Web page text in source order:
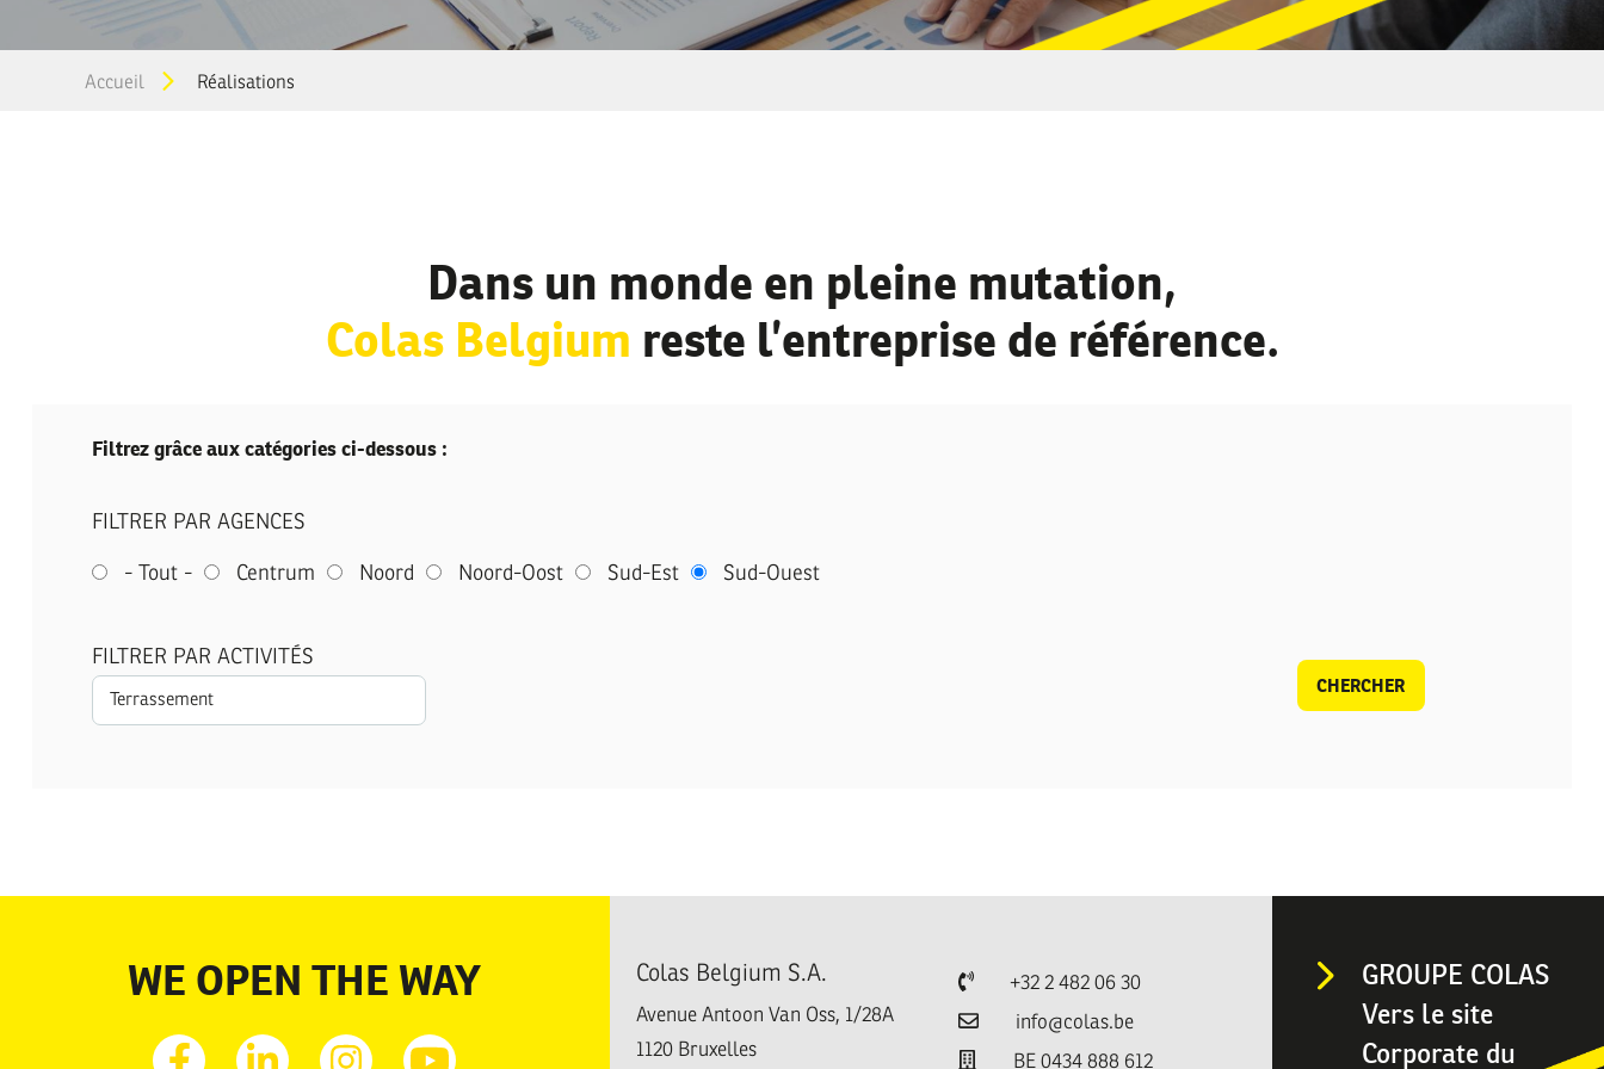
You
Accueil Réalisations
Dans un monde en pleine mutation,
Colas Belgium reste l’entreprise de référence.
Filtrez grâce aux catégories ci-dessous :
FILTRER PAR AGENCES
- Tout - Centrum Noord Noord-Oost Sud-Est Sud-Ouest
FILTRER PAR ACTIVITÉS
CHERCHER
WE OPEN THE WAY Colas Belgium S.A.
Avenue Antoon Van Oss, 1/28A
1120 Bruxelles
Téléphone
+32 2 482 06 30
Emailinfo@colas.be
BE 0434 888 612
GROUPE COLAS
Vers le site
Corporate du